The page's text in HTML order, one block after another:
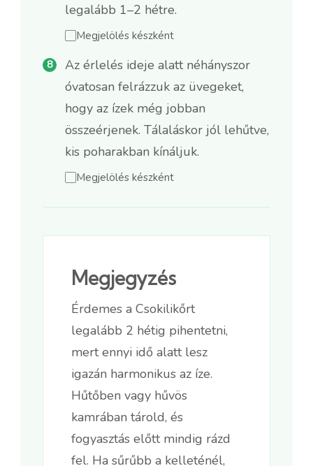
legalább 1–2 hétre.
Megjelölés készként
Az érlelés ideje alatt néhányszor
óvatosan felrázzuk az üvegeket,
hogy az ízek még jobban
összeérjenek. Tálaláskor jól lehűtve,
kis poharakban kínáljuk.
Megjelölés készként
Megjegyzés
Érdemes a Csokilikőrt
legalább 2 hétig pihentetni,
mert ennyi idő alatt lesz
igazán harmonikus az íze.
Hűtőben vagy hűvös
kamrában tárold, és
fogyasztás előtt mindig rázd
fel. Ha sűrűbb a kelleténél,